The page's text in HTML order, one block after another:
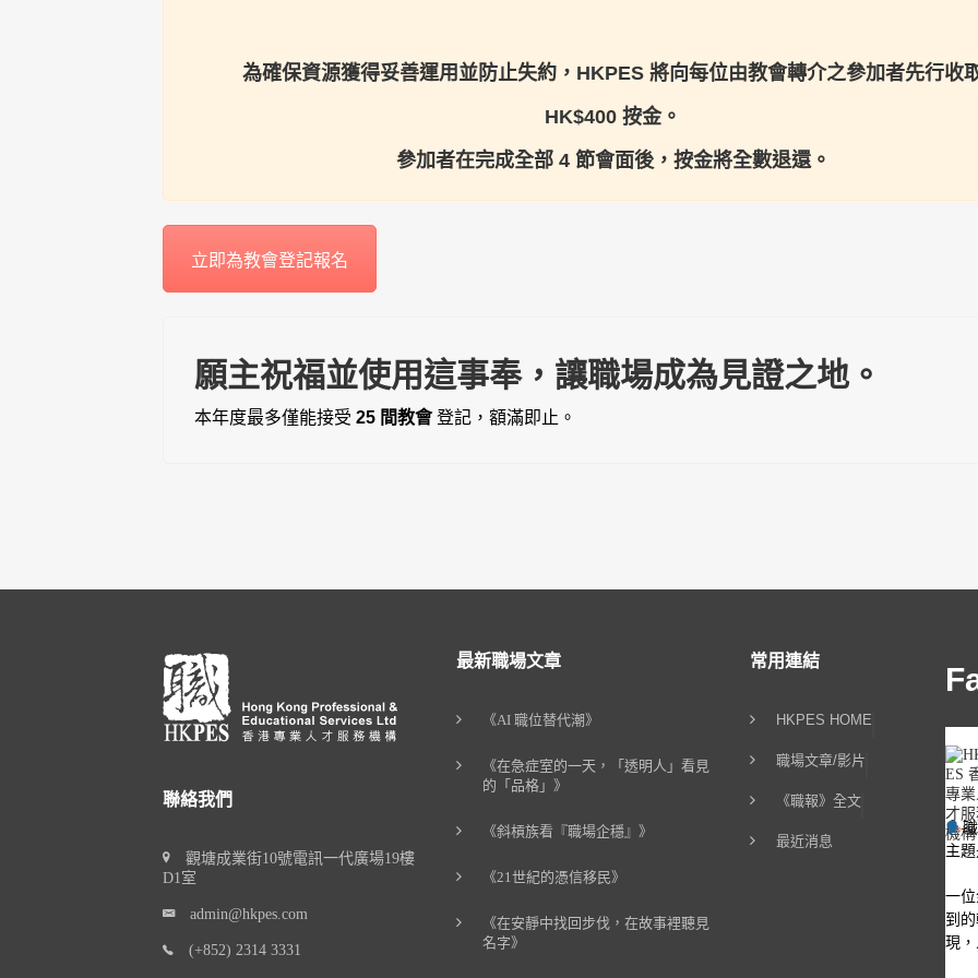
為確保資源獲得妥善運用並防止失約，HKPES 將向每位由教會轉介之參加者先行收
HK$400 按金。
參加者在完成全部 4 節會面後，按金將全數退還。
立即為教會登記報名
願主祝福並使用這事奉，讓職場成為見證之地。
本年度最多僅能接受25 間教會登記，額滿即止。
聯絡我們
觀塘成業街10號電訊一代廣場19樓
D1室
admin@hkpes.com
(+852) 2314 3331
最新職場文章
《AI 職位替代潮》
《在急症室的一天，「透明人」看見
的「品格」》
《斜槓族看『職場企穩』》
《21世紀的憑信移民》
《在安靜中找回步伐，在故事裡聽見
名字》
常用連結
HKPES HOME
職場文章/影片
《職報》全文
最近消息
主
一
到
現